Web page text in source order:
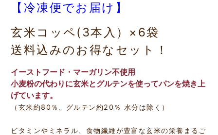
【冷凍便でお届け】
玄米コッペ(3本入）×6袋
送料込みのお得なセット！
イーストフード・マーガリン不使用
小麦粉の代わりに玄米とグルテンを使ってパンを焼き上
げています。
（玄米約80％、グルテン約20％ 水分は除く）
ビタミンやミネラル、食物繊維が豊富な玄米の栄養まるご